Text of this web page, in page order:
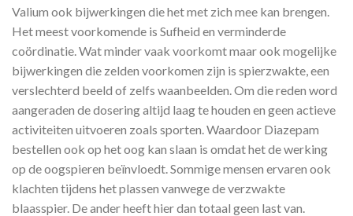
Valium ook bijwerkingen die het met zich mee kan brengen.
Het meest voorkomende is Sufheid en verminderde
coördinatie. Wat minder vaak voorkomt maar ook mogelijke
bijwerkingen die zelden voorkomen zijn is spierzwakte, een
verslechterd beeld of zelfs waanbeelden. Om die reden word
aangeraden de dosering altijd laag te houden en geen actieve
activiteiten uitvoeren zoals sporten. Waardoor Diazepam
bestellen ook op het oog kan slaan is omdat het de werking
op de oogspieren beïnvloedt. Sommige mensen ervaren ook
klachten tijdens het plassen vanwege de verzwakte
blaasspier. De ander heeft hier dan totaal geen last van.